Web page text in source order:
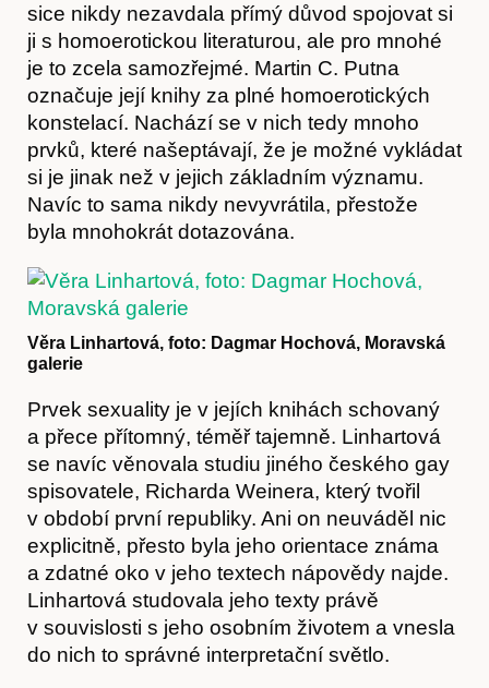
Předplatné
sice nikdy nezavdala přímý důvod spojovat si
ji s homoerotickou literaturou, ale pro mnohé
je to zcela samozřejmé. Martin C. Putna
označuje její knihy za plné homoerotických
konstelací. Nachází se v nich tedy mnoho
prvků, které našeptávají, že je možné vykládat
si je jinak než v jejich základním významu.
Navíc to sama nikdy nevyvrátila, přestože
byla mnohokrát dotazována.
Věra Linhartová, foto: Dagmar Hochová, Moravská
galerie
Prvek sexuality je v jejích knihách schovaný
a přece přítomný, téměř tajemně. Linhartová
se navíc věnovala studiu jiného českého gay
spisovatele, Richarda Weinera, který tvořil
v období první republiky. Ani on neuváděl nic
explicitně, přesto byla jeho orientace známa
a zdatné oko v jeho textech nápovědy najde.
Linhartová studovala jeho texty právě
v souvislosti s jeho osobním životem a vnesla
do nich to správné interpretační světlo.